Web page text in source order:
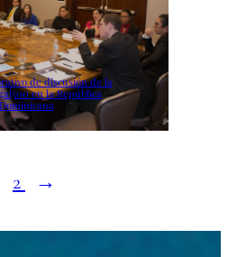
de discusión de la
en la República
Dominicana
2 →